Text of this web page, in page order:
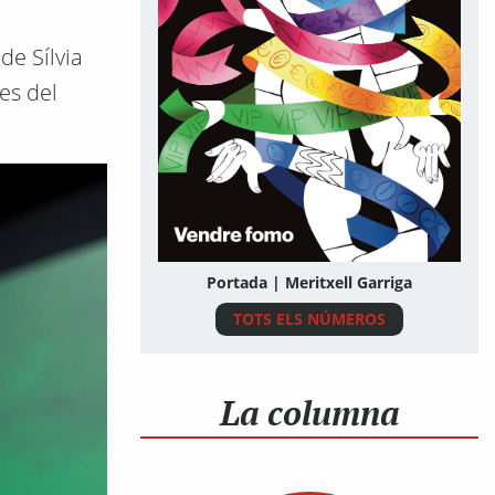
Sílvia
del
Portada | Meritxell Garriga
TOTS ELS NÚMEROS
La columna